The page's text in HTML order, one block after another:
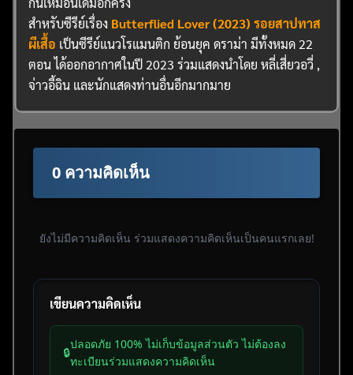
สำหรับซีรีย์เรื่อง Butterflied Lover (2023) รอยสาปทาส
ผีเสื้อ เป็นซีรีย์แนวโรแมนติก ย้อนยุค ดราม่า มีทั้งหมด 22
ตอน ได้ออกอากาศในปี 2023 ร่วมแสดงนำโดย หลี่เสี่ยวอวี่ ,
จ่าวอี้ฉิน และนักแสดงท่านอื่นอีกมากมาย
0 ความคิดเห็น
ยังไม่มีความคิดเห็น ร่วมแสดงความคิดเห็นเป็นคนแรกเลย!
เขียนความคิดเห็น
🔒
ปลอดภัย 100% ไม่เก็บข้อมูลส่วนตัว ไม่ต้องลง
ทะเบียนร่วมแสดงความคิดเห็น